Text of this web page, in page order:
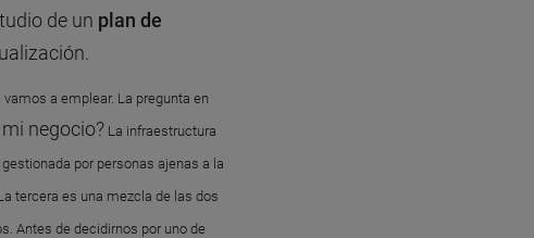
de un plan de
a emplear. La pregunta en
negocio?La infraestructura
por personas ajenas a la
tercera es una mezcla de las dos
Antes de decidirnos por uno de